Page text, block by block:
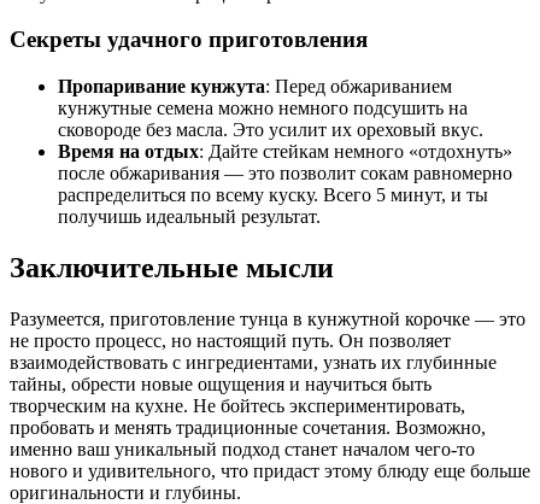
Секреты удачного приготовления
Пропаривание кунжута: Перед обжариванием
кунжутные семена можно немного подсушить на
сковороде без масла. Это усилит их ореховый вкус.
Время на отдых: Дайте стейкам немного «отдохнуть»
после обжаривания — это позволит сокам равномерно
распределиться по всему куску. Всего 5 минут, и ты
получишь идеальный результат.
Заключительные мысли
Разумеется, приготовление тунца в кунжутной корочке — это
не просто процесс, но настоящий путь. Он позволяет
взаимодействовать с ингредиентами, узнать их глубинные
тайны, обрести новые ощущения и научиться быть
творческим на кухне. Не бойтесь экспериментировать,
пробовать и менять традиционные сочетания. Возможно,
именно ваш уникальный подход станет началом чего-то
нового и удивительного, что придаст этому блюду еще больше
оригинальности и глубины.